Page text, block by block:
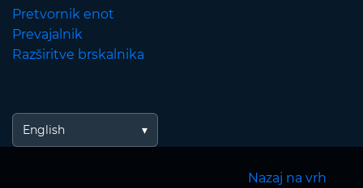
Pretvornik enot
Prevajalnik
Razširitve brskalnika
English
Nazaj na vrh